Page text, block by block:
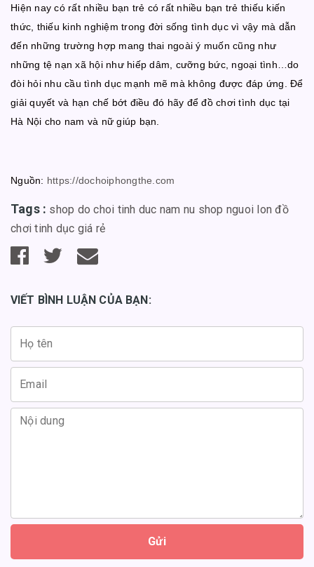
Hiện nay có rất nhiều bạn trẻ có rất nhiều bạn trẻ thiếu kiến
thức, thiếu kinh nghiệm trong đời sống tình dục vì vậy mà dẫn
đến những trường hợp mang thai ngoài ý muốn cũng như
những tệ nạn xã hội như hiếp dâm, cưỡng bức, ngoại tình…do
đòi hỏi nhu cầu tình dục mạnh mẽ mà không được đáp ứng. Để
giải quyết và hạn chế bớt điều đó hãy để đồ chơi tình dục tại
Hà Nội cho nam và nữ giúp bạn.
Nguồn: https://dochoiphongthe.com
Tags : shop do choi tinh duc nam nu shop nguoi lon đồ
chơi tinh dục giá rẻ
VIẾT BÌNH LUẬN CỦA BẠN:
Gửi